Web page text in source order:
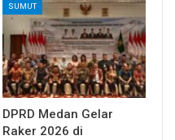
SUMUT
DPRD Medan Gelar
Raker 2026 di